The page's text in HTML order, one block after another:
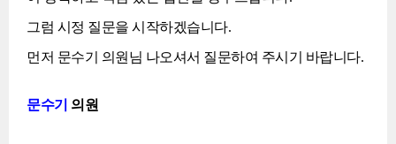
그럼 시정 질문을 시작하겠습니다.
먼저 문수기 의원님 나오셔서 질문하여 주시기 바랍니다.
문수기 의원